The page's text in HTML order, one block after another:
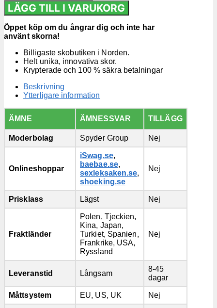
LÄGG TILL I VARUKORG
Öppet köp om du ångrar dig och inte har
använt skorna!
Billigaste skobutiken i Norden.
Helt unika, innovativa skor.
Krypterade och 100 % säkra betalningar
Beskrivning
Ytterligare information
ÄMNE ÄMNESSVAR TILLÄGG
Moderbolag Spyder Group Nej
Onlineshoppar
iSwag.se,
baebae.se,
sexleksaken.se,
shoeking.se
Nej
Prisklass Lägst Nej
Fraktländer
Polen, Tjeckien,
Kina, Japan,
Turkiet, Spanien,
Frankrike, USA,
Ryssland
Nej
Leveranstid Långsam
8-45
dagar
Måttsystem EU, US, UK Nej